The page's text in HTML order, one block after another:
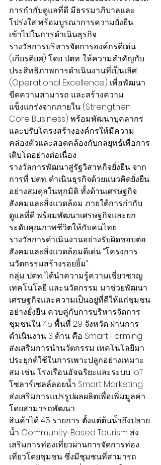
การกำกับดูแลที่ดี มีธรรมาภิบาลและ
โปร่งใส พร้อมบูรณาการความยั่งยืน
เข้าไปในการดำเนินธุรกิจ
รางวัลการบริหารจัดการองค์กรดีเด่น
(เกียรติยศ) โดย ปตท. ให้ความสำคัญกับ
ประสิทธิภาพการดำเนินงานที่เป็นเลิศ
(Operational Excellence) เพื่อพัฒนา
ขีดความสามารถ และสร้างความ
แข็งแกร่งจากภายใน (Strengthen
Core Business) พร้อมพัฒนาบุคลากร
และปรับโครงสร้างองค์กรให้มีความ
คล่องตัวและสอดคล้องกับกลยุทธ์เพื่อการ
เติบโตอย่างต่อเนื่อง
รางวัลการพัฒนาสู่รัฐวิสาหกิจยั่งยืน จาก
การที่ ปตท. ดำเนินธุรกิจด้วยแนวคิดยั่งยืน
อย่างสมดุลในทุกมิติ ทั้งด้านเศรษฐกิจ
สังคมและสิ่งแวดล้อม ภายใต้การกำกับ
ดูแลที่ดี พร้อมพัฒนาเศรษฐกิจและยก
ระดับคุณภาพชีวิตให้กับคนไทย
รางวัลการดำเนินงานอย่างรับผิดชอบต่อ
สังคมและสิ่งแวดล้อมดีเด่น “โครงการ
นวัตกรรมสร้างรอยยิ้ม”
กลุ่ม ปตท. ได้นำความรู้ความเชี่ยวชาญ
เทคโนโลยี และนวัตกรรม มาช่วยพัฒนา
เศรษฐกิจและความเป็นอยู่ที่ดีให้แก่ชุมชน
อย่างยั่งยืน ควบคู่กับการบริหารจัดการ
ชุมชนใน 45 พื้นที่ 29 จังหวัด ผ่านการ
ดำเนินงาน 3 ด้าน คือ Smart Farming
ส่งเสริมการนำนวัตกรรม เทคโนโลยีมา
ประยุกต์ใช้ในการเพาะปลูกอย่างเหมาะ
สม เช่น โรงเรือนอัจฉริยะและระบบ IoT
โซลาร์เซลล์ลอยน้ำ Smart Marketing
ส่งเสริมการแปรรูปผลผลิตเพื่อเพิ่มมูลค่า
โดยสามารถพัฒนา
สินค้าได้ 45 รายการ ตั้งแต่ต้นน้ำถึงปลาย
น้ำ Community-Based Tourism ส่ง
เสริมการท่องเที่ยวผ่านการจัดการท่อง
เที่ยวโดยชุมชน ซึ่งมีชุมชนที่สามารถ